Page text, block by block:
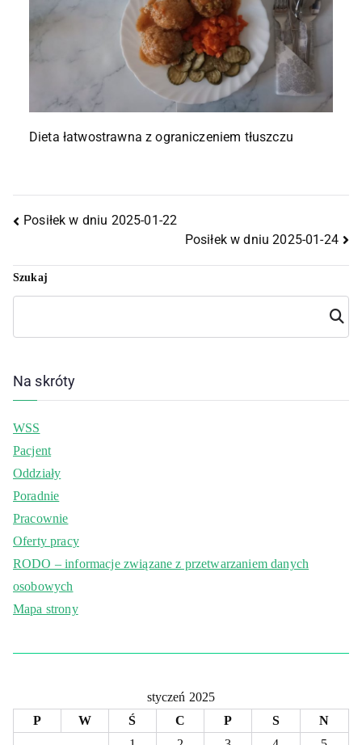
Dieta łatwostrawna z ograniczeniem tłuszczu
Posiłek w dniu 2025-01-22
Posiłek w dniu 2025-01-24
Szukaj
Szuka
j
Na skróty
WSS
Pacjent
Oddziały
Poradnie
Pracownie
Oferty pracy
RODO – informacje związane z przetwarzaniem danych
osobowych
Mapa strony
styczeń 2025
P
W Ś C P S
N